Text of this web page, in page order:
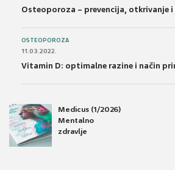
Osteoporoza – prevencija, otkrivanje i
OSTEOPOROZA
11.03.2022.
Vitamin D: optimalne razine i način
Medicus (1/2026)
Mentalno
zdravlje